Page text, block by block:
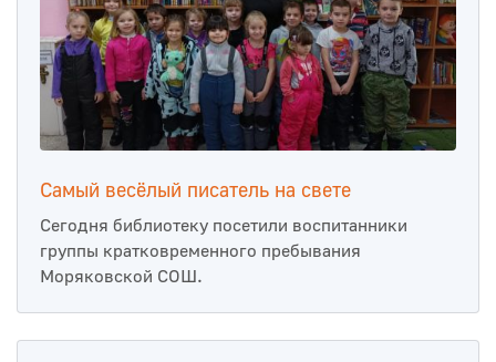
Самый весёлый писатель на свете
Сегодня библиотеку посетили воспитанники
группы кратковременного пребывания
Моряковской СОШ.